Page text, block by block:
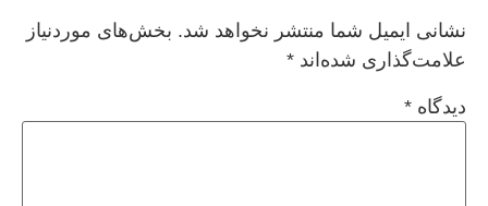
نشانی ایمیل شما منتشر نخواهد شد. بخش‌های موردنیاز
علامت‌گذاری شده‌اند *
دیدگاه *